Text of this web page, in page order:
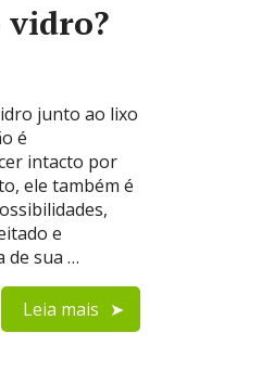
vidro?
junto ao lixo
é
intacto por
ele também é
e
de sua …
Leia mais